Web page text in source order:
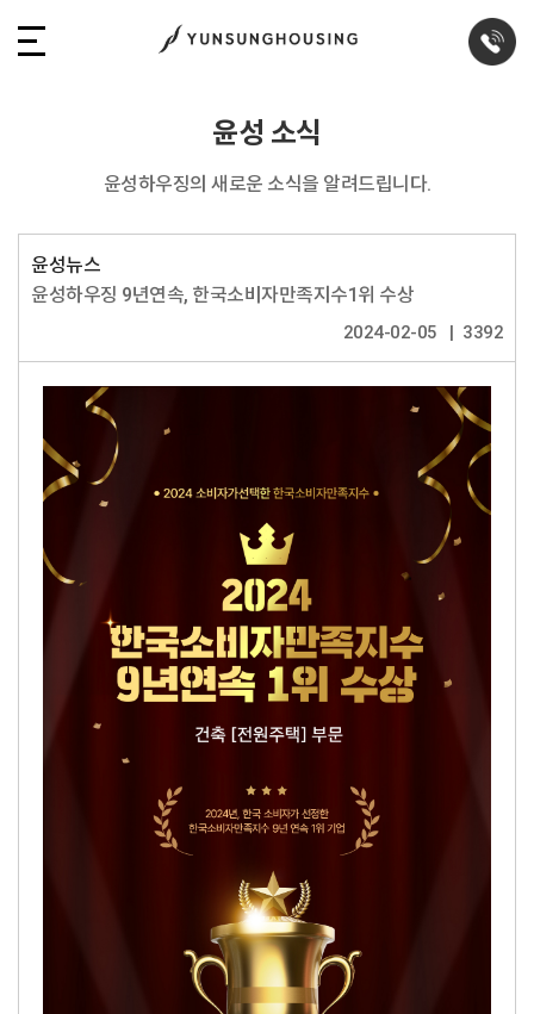
윤성 소식
윤성하우징의 새로운 소식을 알려드립니다.
윤성뉴스
윤성하우징 9년연속, 한국소비자만족지수1위 수상
2024-02-05 3392